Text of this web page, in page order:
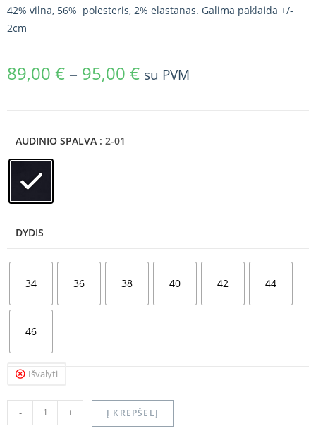
42% vilna, 56% polesteris, 2% elastanas. Galima paklaida +/-
2cm
89,00 € – 95,00 € su PVM
AUDINIO SPALVA : 2-01
DYDIS
34 36 38 40 42 44
46
Išvalyti
- + Į KREPŠELĮ